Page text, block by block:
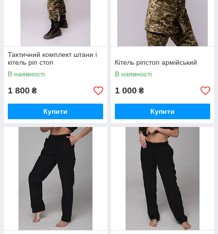
Тактичний комплект штани і
кітель ріп стоп
В наявності
1 800 ₴
Купити
Кітель ріпстоп армійський
В наявності
1 000 ₴
Купити